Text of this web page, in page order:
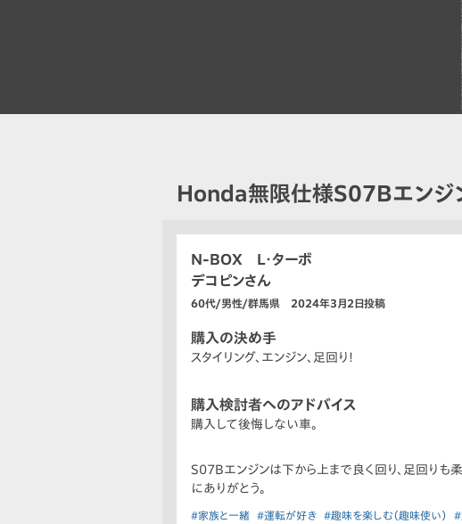
Honda無限仕様S07Bエンジ
N-BOX L・ターボ
デコピンさん
60代/男性/群馬県 2024年3月2日投稿
購入の決め手
スタイリング、エンジン、足回り!
購入検討者へのアドバイス
購入して後悔しない車。
S07Bエンジンは下から上まで良く回り、足回りも
にありがとう。
#家族と一緒 #運転が好き #趣味を楽しむ（趣味使い） #